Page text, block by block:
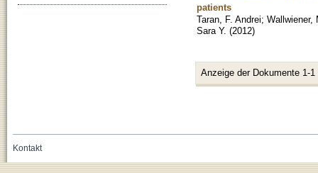
patients
Taran, F. Andrei; Wallwiener,
Sara Y. (2012)
Anzeige der Dokumente 1-1
Kontakt